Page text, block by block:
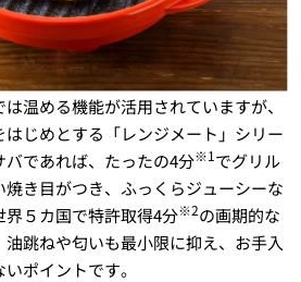
温める機能が活用されていますが、
はじめとする「レンジメート」シリー
であれば、たったの4分※1でグリル
き目がつき、ふっくらジューシーな
５カ国で特許取得4分※2の画期的な
跳ねや匂いも最小限に抑え、お手入
ポイントです。